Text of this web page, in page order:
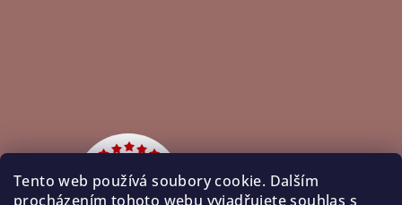
Tento web používá soubory cookie. Dalším
procházením tohoto webu vyjadřujete souhlas s